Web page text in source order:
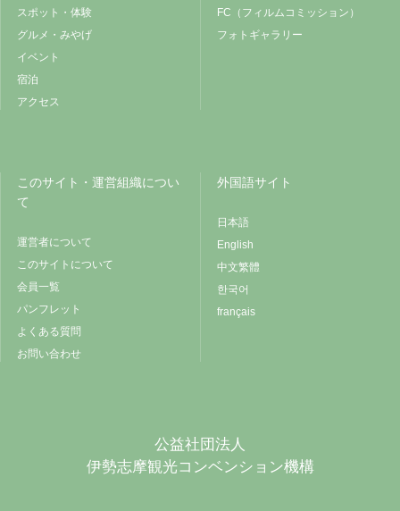
スポット・体験
グルメ・みやげ
イベント
宿泊
アクセス
FC（フィルムコミッション）
フォトギャラリー
このサイト・運営組織につい
て
運営者について
このサイトについて
会員一覧
パンフレット
よくある質問
お問い合わせ
外国語サイト
日本語
English
中文繁體
한국어
français
公益社団法人
伊勢志摩観光コンベンション機構